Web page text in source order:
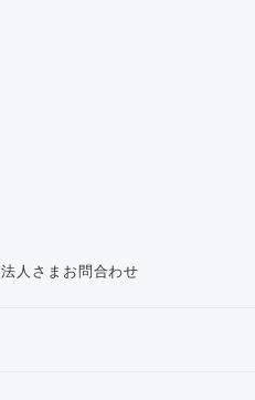
法人さまお問合わせ